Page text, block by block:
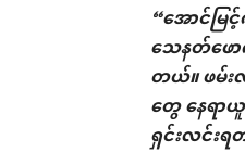
“အောင်မ
သေနတ်ဖေ
တယ်။ ဖမ်း
တွေ နေရာ
ရှင်းလင်း